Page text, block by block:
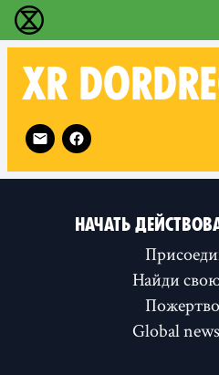
Extinction Rebellion -
XR
Follow XR Dordrecht on
НАЧАТЬ
Найди
Global